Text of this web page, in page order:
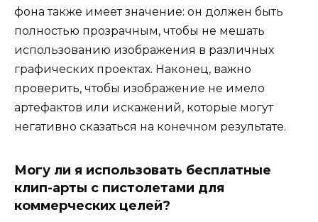
фона также имеет значение: он должен быть
полностью прозрачным, чтобы не мешать
использованию изображения в различных
графических проектах. Наконец, важно
проверить, чтобы изображение не имело
артефактов или искажений, которые могут
негативно сказаться на конечном результате.
Могу ли я использовать бесплатные
клип-арты с пистолетами для
коммерческих целей?